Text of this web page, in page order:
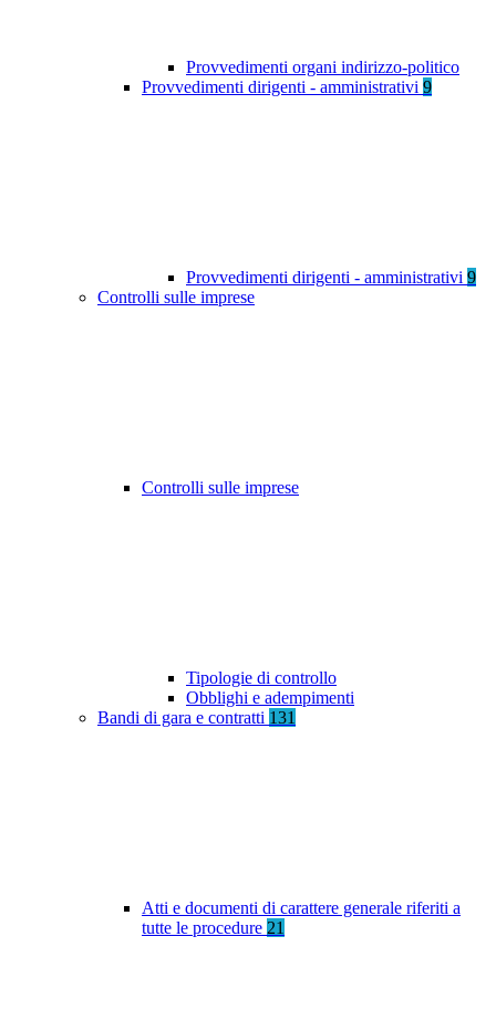
Provvedimenti organi indirizzo-politico
Provvedimenti dirigenti - amministrativi 9
Provvedimenti dirigenti - amministrativi 9
Controlli sulle imprese
Controlli sulle imprese
Tipologie di controllo
Obblighi e adempimenti
Bandi di gara e contratti 131
Atti e documenti di carattere generale riferiti a
tutte le procedure 21